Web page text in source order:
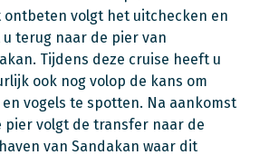
ontbeten volgt het uitchecken en
terug naar de pier van
Tijdens deze cruise heeft u
ook nog volop de kans om
vogels te spotten. Na aankomst
pier volgt de transfer naar de
van Sandakan waar dit